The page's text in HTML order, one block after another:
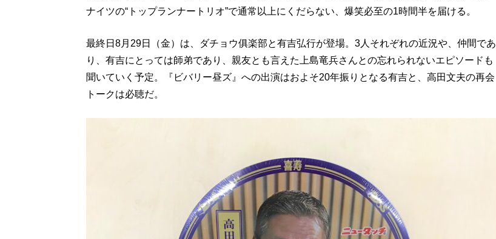
ナイツの“トップランナートリオ”で通常以上にくだらない、爆笑必至の1時間半を届ける。
最終日8月29日（金）は、ダチョウ俱楽部と有吉弘行が登場。3人それぞれの近況や、仲間であ
り、有吉にとっては師弟であり、親友とも言えた上島竜兵さんとの忘れられないエピソードも
聞いていく予定。『ビバリー昼ズ』への出演はおよそ20年振りとなる有吉と、高田文夫の再会
トークは必聴だ。